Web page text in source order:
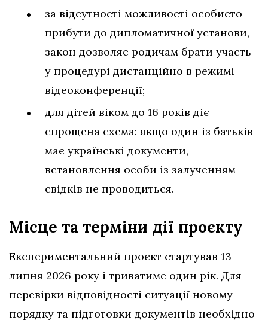
за відсутності можливості особисто
прибути до дипломатичної установи,
закон дозволяє родичам брати участь
у процедурі дистанційно в режимі
відеоконференції;
для дітей віком до 16 років діє
спрощена схема: якщо один із батьків
має українські документи,
встановлення особи із залученням
свідків не проводиться.
Місце та терміни дії проєкту
Експериментальний проєкт стартував 13
липня 2026 року і триватиме один рік. Для
перевірки відповідності ситуації новому
порядку та підготовки документів необхідно